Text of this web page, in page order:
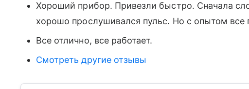
Хороший прибор. Привезли быстро. Сначала
хорошо прослушивался пульс. Но с опытом все
Все отлично, все работает.
Смотреть другие отзывы